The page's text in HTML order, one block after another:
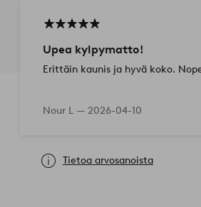
Upea kylpymatto!
Erittäin kaunis ja hyvä koko.
Nour L — 2026-04-10
Tietoa arvosanoista